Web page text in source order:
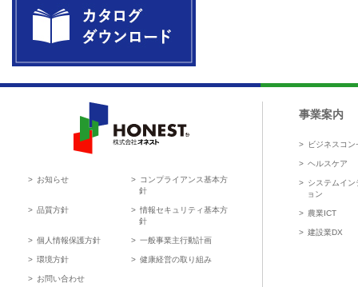
お知らせ
コンプライアンス基本方
針
品質方針
情報セキュリティ基本方
針
個人情報保護方針 一般事業主行動計画
環境方針 健康経営の取り組み
お問い合わせ
事業案内
ビジネスコン
ヘルスケア
システムイン
ョン
農業ICT
建設業DX